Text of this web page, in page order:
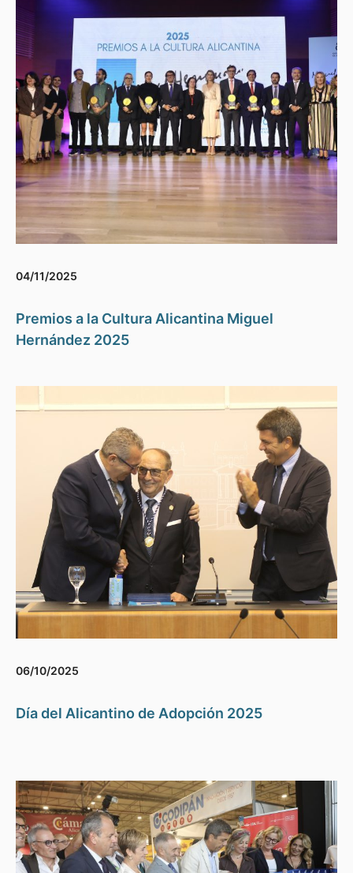
04/11/2025
Premios a la Cultura Alicantina Miguel
Hernández 2025
06/10/2025
Día del Alicantino de Adopción 2025